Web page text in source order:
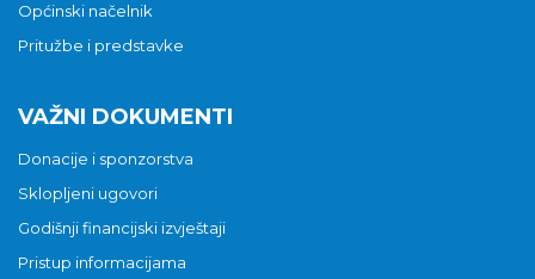
Općinski načelnik
Pritužbe i predstavke
VAŽNI DOKUMENTI
Donacije i sponzorstva
Sklopljeni ugovori
Godišnji financijski izvještaji
Pristup informacijama